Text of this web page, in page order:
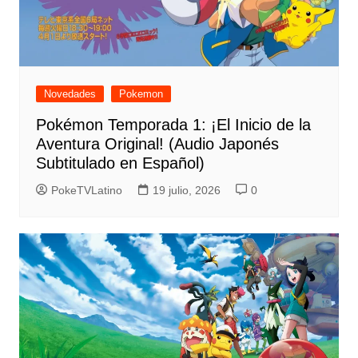
Novedades Pokemon
Pokémon Temporada 1: ¡El Inicio de la
Aventura Original! (Audio Japonés
Subtitulado en Español)
PokeTVLatino 19 julio, 2026 0